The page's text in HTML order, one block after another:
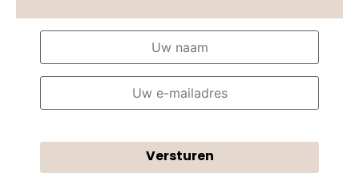
Versturen